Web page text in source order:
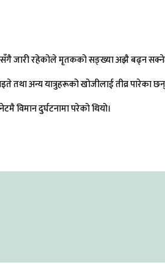
जारी रहेकोले मृतकको सङ्ख्या अझै बढ्न
तथा अन्य यात्रुहरूको खोजीलाई तीव्र पारेका
विमान दुर्घटनामा परेको थियो।